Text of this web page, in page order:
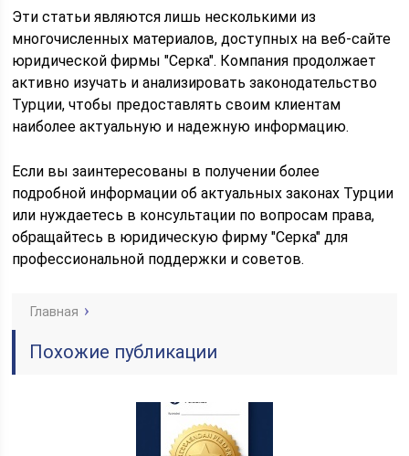
Эти статьи являются лишь несколькими из
многочисленных материалов, доступных на веб-сайте
юридической фирмы "Серка". Компания продолжает
активно изучать и анализировать законодательство
Турции, чтобы предоставлять своим клиентам
наиболее актуальную и надежную информацию.
Если вы заинтересованы в получении более
подробной информации об актуальных законах Турции
или нуждаетесь в консультации по вопросам права,
обращайтесь в юридическую фирму "Серка" для
профессиональной поддержки и советов.
Главная
Похожие публикации